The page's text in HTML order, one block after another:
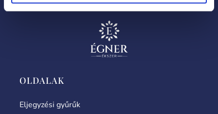
OLDALAK
Eljegyzési gyűrűk